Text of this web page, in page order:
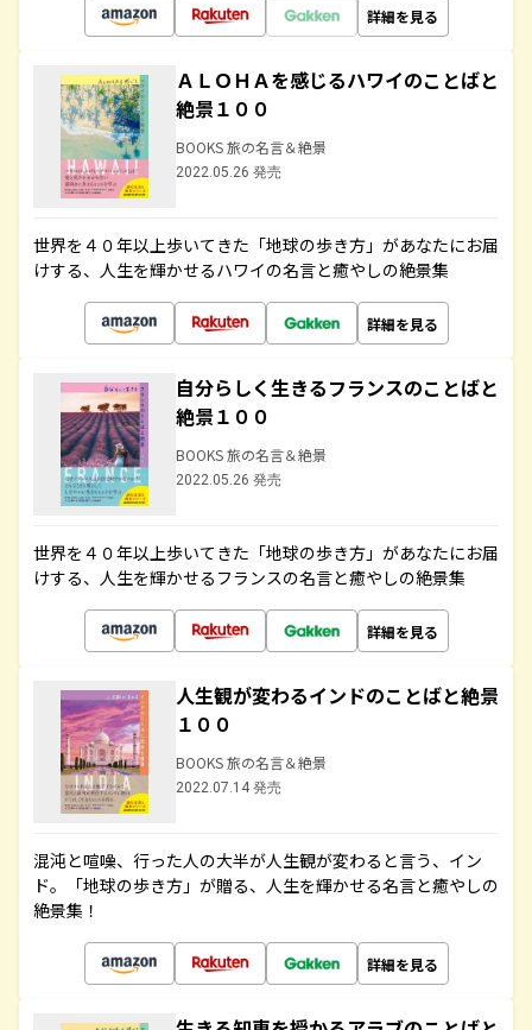
詳細を見る
ＡＬＯＨＡを感じるハワイのことばと
絶景１００
BOOKS 旅の名言＆絶景
2022.05.26 発売
世界を４０年以上歩いてきた「地球の歩き方」があなたにお届
けする、人生を輝かせるハワイの名言と癒やしの絶景集
詳細を見る
自分らしく生きるフランスのことばと
絶景１００
BOOKS 旅の名言＆絶景
2022.05.26 発売
世界を４０年以上歩いてきた「地球の歩き方」があなたにお届
けする、人生を輝かせるフランスの名言と癒やしの絶景集
詳細を見る
人生観が変わるインドのことばと絶景
１００
BOOKS 旅の名言＆絶景
2022.07.14 発売
混沌と喧噪、行った人の大半が人生観が変わると言う、イン
ド。「地球の歩き方」が贈る、人生を輝かせる名言と癒やしの
絶景集！
詳細を見る